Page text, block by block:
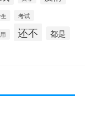
考试
还不 都是